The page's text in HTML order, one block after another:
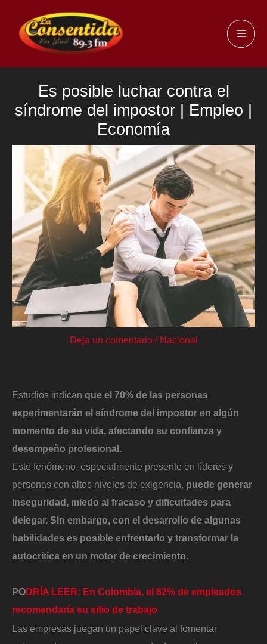
contenido
Es posible luchar contra el
síndrome del impostor | Empleo |
Economía
Deja un comentario / Nacional
Estudios indican que el 70% de las personas
experimentarán el síndrome del impostor en algún
momento de su vida, afectando su confianza y
desempeño profesional.
​Este fenómeno, especialmente presente en líderes y
personas con altos niveles de exigencia, puede generar
inseguridad, miedo al fracaso y dificultades para
delegar. Sin embargo, con el desarrollo de algunas
habilidades es posible enfrentarlo y transformar la
autocrítica en un motor de crecimiento.
PODRÍA LEER: En Colombia, el 62% de empleados
recomendaría su sitio de trabajo
Las empresas juegan un papel clave al fomentar